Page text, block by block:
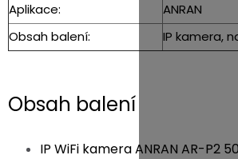
Aplikace:
ANRAN
Obsah balení:
IP kamera,
Obsah balení
IP WiFi kamera ANRAN AR-P2